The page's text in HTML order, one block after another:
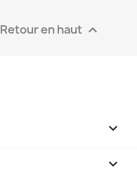
Retour en haut 

